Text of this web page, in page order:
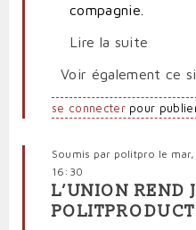
compagnie.
Lire la suite
Voir également ce
se connecterpour
Soumis par politpro le
16:30
L’UNION REND